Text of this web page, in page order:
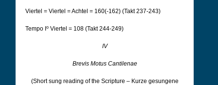
Viertel = Viertel = Achtel = 160(-162) (Takt 237-243)
Tempo I o Viertel = 108 (Takt 244-249)
IV
Brevis Motus Cantilenae
(Short sung reading of the Scripture – Kurze gesungene